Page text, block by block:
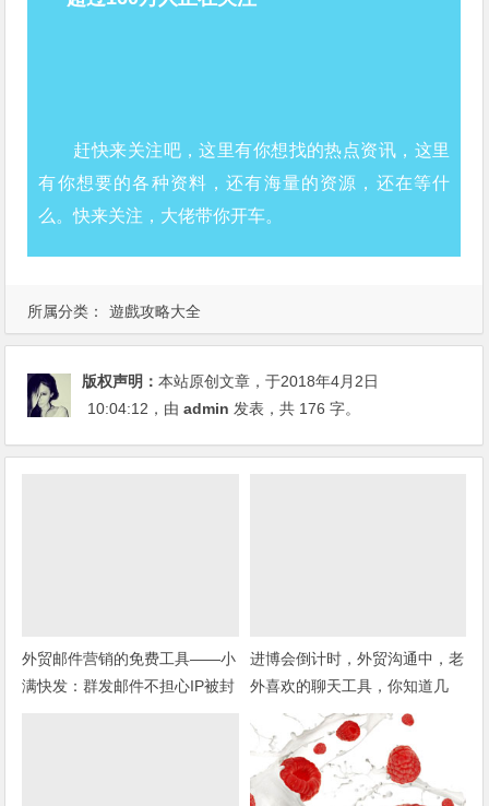
所属分类： 遊戲攻略大全
赶快来关注吧，这里有你想找的热点资讯，这里
有你想要的各种资料，还有海量的资源，还在等什
么。快来关注，大佬带你开车。
版权声明：本站原创文章，于2018年4月2日
10:04:12 ，由admin 发表，共 176 字。
外贸邮件营销的免费工具——小
满快发：群发邮件不担心IP被封
进博会倒计时，外贸沟通中，老
外喜欢的聊天工具，你知道几